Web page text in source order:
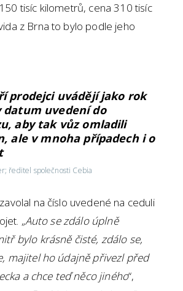
tisíc kilometrů, cena 310 tisíc
z Brna to bylo podle jeho
prodejci uvádějí jako rok
datum uvedení do
aby tak vůz omladili
ale v mnoha případech i o
ředitel společnosti Cebia
na číslo uvedené na ceduli
„Auto se zdálo úplně
bylo krásně čisté, zdálo se,
majitel ho údajně přivezl před
a chce teď něco jiného“,